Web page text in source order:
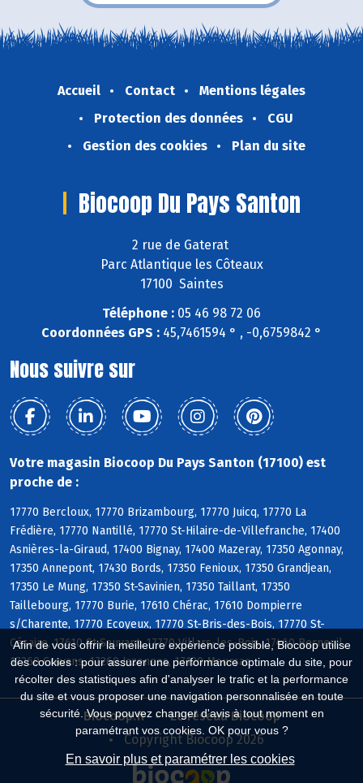
Afin de vous offrir la meilleure expérience possible, Biocoop utilise
des cookies : pour assurer une performance optimale du site, pour
récolter des statistiques afin d'analyser le trafic et la performance
du site et vous proposer une navigation personnalisée en toute
sécurité. Vous pouvez changer d'avis à tout moment en
paramétrant vos cookies. OK pour vous ?
En savoir plus et paramétrer les cookies
Accueil Contact
Mentions légales
Protection des données
CGU
Gestion des cookies
Plan du site
Biocoop Du Pays Santon
2 rue de Gaterat
Parc Atlantique les Côteaux
17100 Saintes
Téléphone : 05 46 98 72 06
Coordonnées GPS : 45,7461594 ° , -0,6759842 °
Nous suivre sur
Votre magasin Biocoop Du Pays Santon (17100) est
proche de :
17770 Bercloux, 17770 Brizambourg, 17770 Juicq, 17770 La
Frédière, 17770 Nantillé, 17770 St-Hilaire-de-Villefranche, 17400
Asnières-la-Giraud, 17400 Bignay, 17400 Mazeray, 17350 Agonnay,
17350 Annepont, 17430 Bords, 17350 Fenioux, 17350 Grandjean,
17350 Le Mung, 17350 St-Savinien, 17350 Taillant, 17350
Taillebourg, 17770 Burie, 17610 Chérac, 17610 Dompierre
s/Charente, 17770 Ecoyeux, 17770 St-Bris-des-Bois, 17770 St-
Césaire, 17610 St-Sauvant, 17770 Villars-les-Bois, 17460 Berneuil,
17260 Cravans, 17260 Jazennes, 17120 Meursac
Biocoop.fr
Le réseau Biocoop
Copyright Biocoop 2026